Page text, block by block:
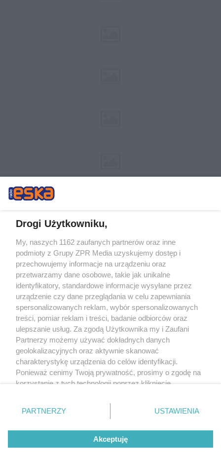
Żaden utwór zamieszczony w serwisie nie może być powielany i
rozpowszechniany lub dalej rozpowszechniany w jakikolwiek sposób (w
tym także elektroniczny lub mechaniczny) na jakimkolwiek polu
eksploatacji w jakiejkolwiek formie, włącznie z umieszczaniem w Internecie
bez pisemnej zgody właściciela praw. Jakiekolwiek użycie lub
wykorzystanie utworów w całości lub w części z naruszeniem prawa, tzn.
bez właściwej zgody, jest zabronione pod groźbą kary i może być ścigane
prawnie.
O nas
Drogi Użytkowniku,
My, naszych 1162 zaufanych partnerów oraz inne
podmioty z Grupy ZPR Media uzyskujemy dostęp i
przechowujemy informacje na urządzeniu oraz
przetwarzamy dane osobowe, takie jak unikalne
identyfikatory, standardowe informacje wysyłane przez
urządzenie czy dane przeglądania w celu zapewniania
spersonalizowanych reklam, wybór spersonalizowanych
treści, pomiar reklam i treści, badanie odbiorców oraz
ulepszanie usług. Za zgodą Użytkownika my i Zaufani
Partnerzy możemy używać dokładnych danych
geolokalizacyjnych oraz aktywnie skanować
charakterystykę urządzenia do celów identyfikacji.
Ponieważ cenimy Twoją prywatność, prosimy o zgodę na
korzystanie z tych technologii poprzez kliknięcie
zmienić/wycofać klikając przycisk ustawień prywatności
znajdujący się w lewym dolnym rogu strony
rodzaje przetwarzania danych nie wymagają zgody
użytkownika, ale masz prawo sprzeciwić się takiemu
przetwarzaniu. Preferencje będą miały zastosowanie tylko
PARTNERZY USTAWIENIA
Akceptuję